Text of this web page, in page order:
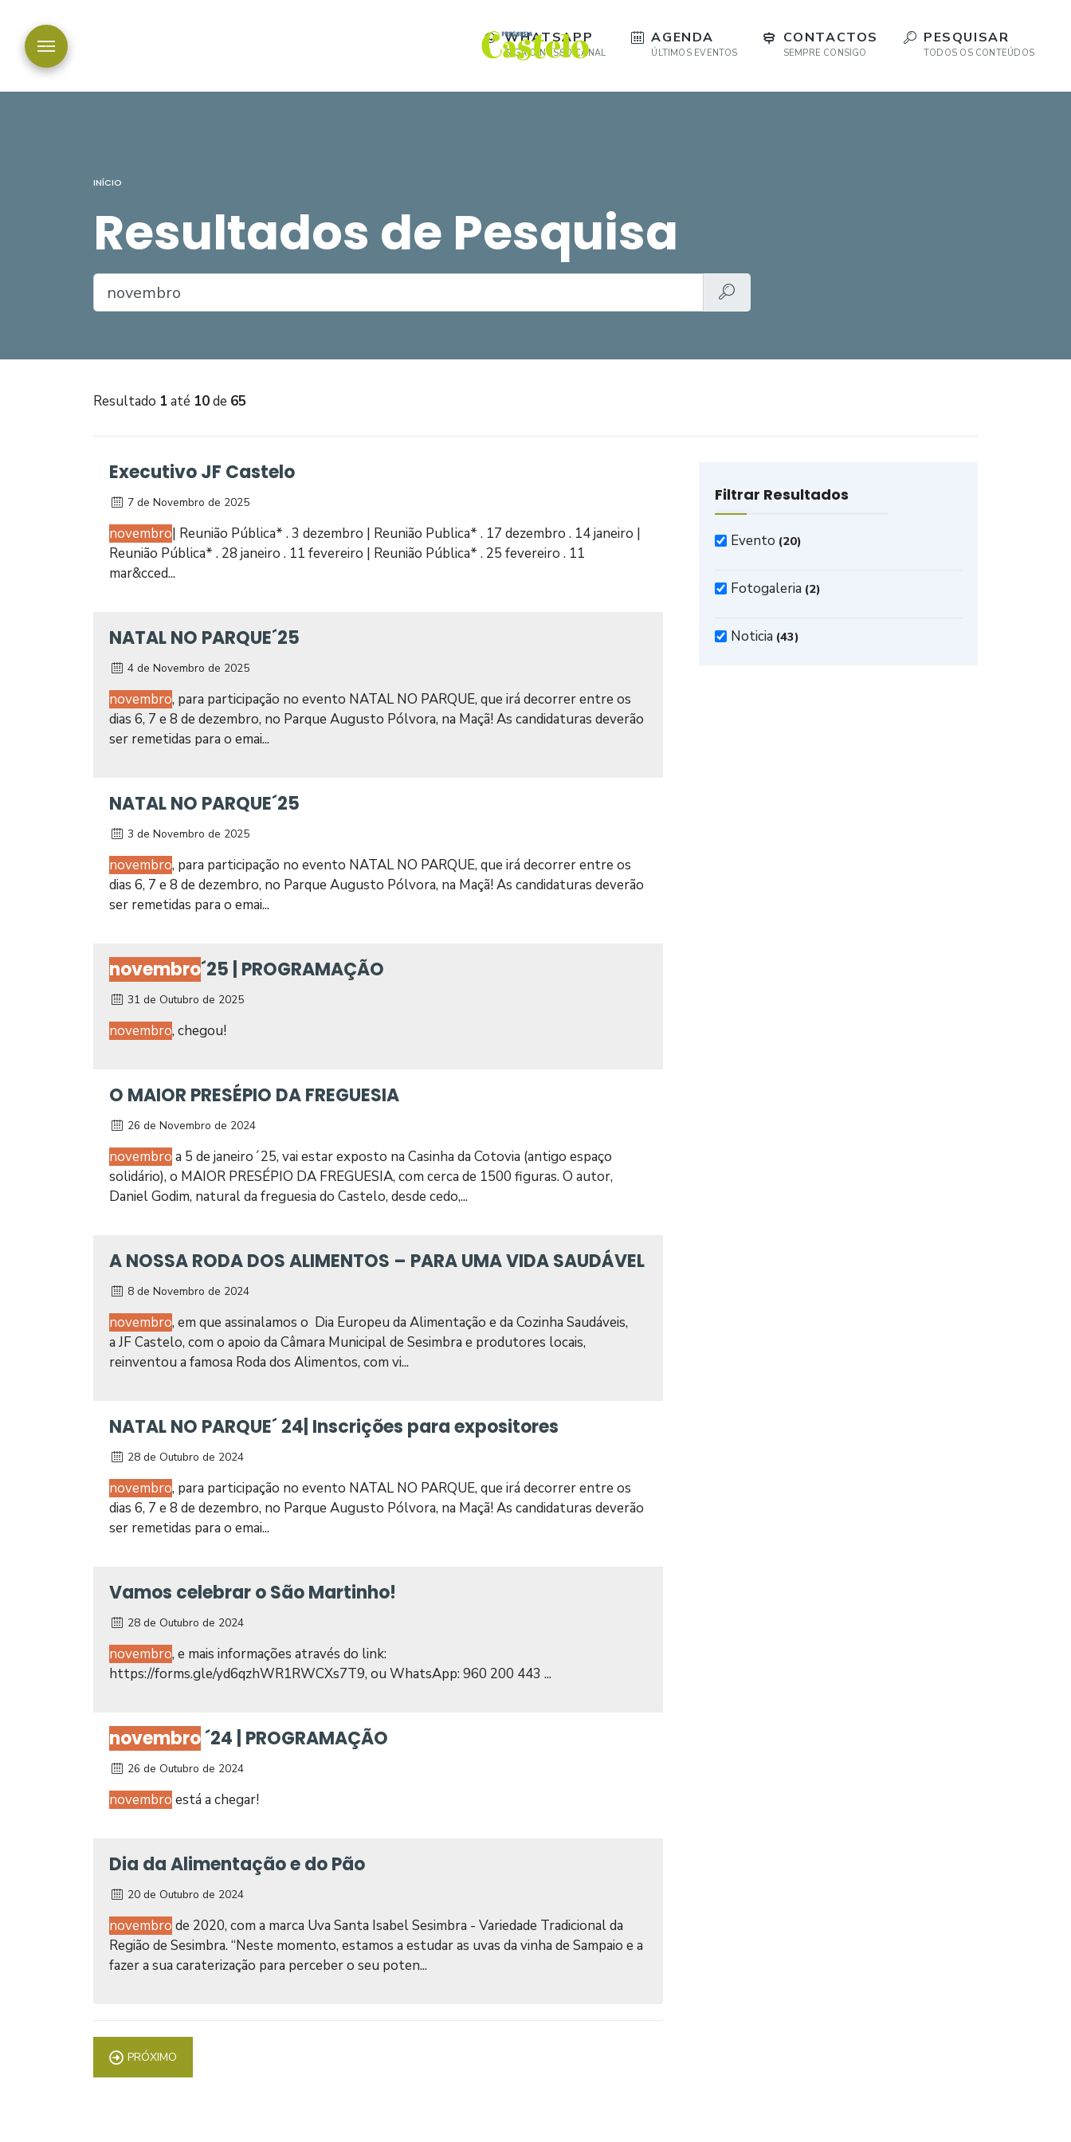
WHATSAPP
SIGA O NOSSO CANAL
AGENDA
ÚLTIMOS EVENTOS
CONTACTOS
SEMPRE CONSIGO
PESQUISAR
TODOS OS CONTEÚDOS
INÍCIO
Resultados de Pesquisa
Resultado 1 até 10de 65
Executivo JF Castelo
7 de Novembro de 2025
novembro| Reunião Pública* . 3 dezembro | Reunião Publica* . 17 dezembro . 14 janeiro |
Reunião Pública* . 28 janeiro . 11 fevereiro | Reunião Pública* . 25 fevereiro . 11
mar&cced...
NATAL NO PARQUE´25
4 de Novembro de 2025
novembro, para participação no evento NATAL NO PARQUE, que irá decorrer entre os
dias 6, 7 e 8 de dezembro, no Parque Augusto Pólvora, na Maçã! As candidaturas deverão
ser remetidas para o emai...
NATAL NO PARQUE´25
3 de Novembro de 2025
novembro, para participação no evento NATAL NO PARQUE, que irá decorrer entre os
dias 6, 7 e 8 de dezembro, no Parque Augusto Pólvora, na Maçã! As candidaturas deverão
ser remetidas para o emai...
novembro´25 | PROGRAMAÇÃO
31 de Outubro de 2025
novembro, chegou!
O MAIOR PRESÉPIO DA FREGUESIA
26 de Novembro de 2024
novembro a 5 de janeiro´25, vai estar exposto na Casinha da Cotovia (antigo espaço
solidário), o MAIOR PRESÉPIO DA FREGUESIA, com cerca de 1500 figuras. O autor,
Daniel Godim, natural da freguesia do Castelo, desde cedo,...
A NOSSA RODA DOS ALIMENTOS – PARA UMA VIDA SAUDÁVEL
8 de Novembro de 2024
novembro, em que assinalamos o Dia Europeu da Alimentação e da Cozinha Saudáveis,
a JF Castelo, com o apoio da Câmara Municipal de Sesimbra e produtores locais,
reinventou a famosa Roda dos Alimentos, com vi...
NATAL NO PARQUE´ 24| Inscrições para expositores
28 de Outubro de 2024
novembro, para participação no evento NATAL NO PARQUE, que irá decorrer entre os
dias 6, 7 e 8 de dezembro, no Parque Augusto Pólvora, na Maçã! As candidaturas deverão
ser remetidas para o emai...
Vamos celebrar o São Martinho!
28 de Outubro de 2024
novembro, e mais informações através do link:
https://forms.gle/yd6qzhWR1RWCXs7T9, ou WhatsApp: 960 200 443 ...
novembro´24 | PROGRAMAÇÃO
26 de Outubro de 2024
novembro está a chegar!
Dia da Alimentação e do Pão
20 de Outubro de 2024
novembro de 2020, com a marca Uva Santa Isabel Sesimbra - Variedade Tradicional da
Região de Sesimbra. “Neste momento, estamos a estudar as uvas da vinha de Sampaio e a
fazer a sua caraterização para perceber o seu poten...
PRÓXIMO
Filtrar Resultados
Evento (20)
Fotogaleria (2)
Noticia (43)